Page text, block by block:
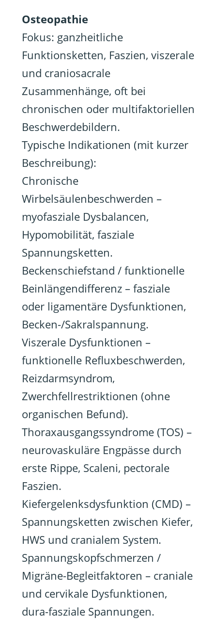
Osteopathie
Fokus: ganzheitliche
Funktionsketten, Faszien, viszerale
und craniosacrale
Zusammenhänge, oft bei
chronischen oder multifaktoriellen
Beschwerdebildern.
Typische Indikationen (mit kurzer
Beschreibung):
Chronische
Wirbelsäulenbeschwerden –
myofasziale Dysbalancen,
Hypomobilität, fasziale
Spannungsketten.
Beckenschiefstand / funktionelle
Beinlängendifferenz – fasziale
oder ligamentäre Dysfunktionen,
Becken-/Sakralspannung.
Viszerale Dysfunktionen –
funktionelle Refluxbeschwerden,
Reizdarmsyndrom,
Zwerchfellrestriktionen (ohne
organischen Befund).
Thoraxausgangssyndrome (TOS) –
neurovaskuläre Engpässe durch
erste Rippe, Scaleni, pectorale
Faszien.
Kiefergelenksdysfunktion (CMD) –
Spannungsketten zwischen Kiefer,
HWS und cranialem System.
Spannungskopfschmerzen /
Migräne-Begleitfaktoren – craniale
und cervikale Dysfunktionen,
dura-fasziale Spannungen.